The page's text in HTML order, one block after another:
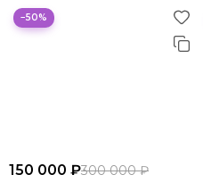
−50%
150 000 ₽300 000 ₽